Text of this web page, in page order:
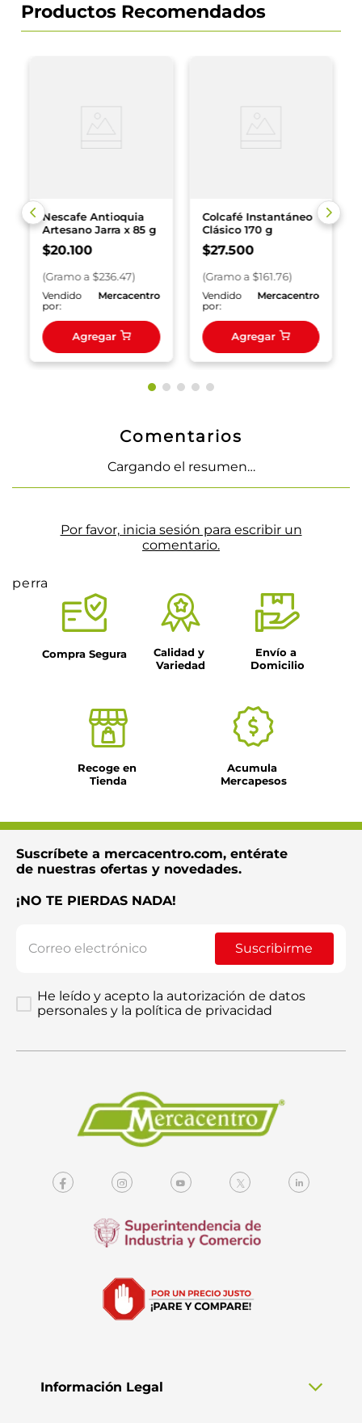
Productos Recomendados
Nescafe Antioquia
Artesano Jarra x 85 g
$20.100
(Gramoa $236.47)
Vendido
por:
Mercacentro
Agregar
Colcafé Instantáneo
Clásico 170 g
$27.500
(Gramoa $161.76)
Vendido
por:
Mercacentro
Agregar
Comentarios
Cargando el resumen…
Por favor, inicia sesión para escribir un
comentario.
perra
Compra Segura
Calidad y
Variedad
Envío a
Domicilio
Recoge en
Tienda
Acumula
Mercapesos
Suscríbete a mercacentro.com, entérate
de nuestras ofertas y novedades.
¡NO TE PIERDAS NADA!
Suscribirme
He leído y acepto la autorización de datos
personales y la política de privacidad
Información Legal